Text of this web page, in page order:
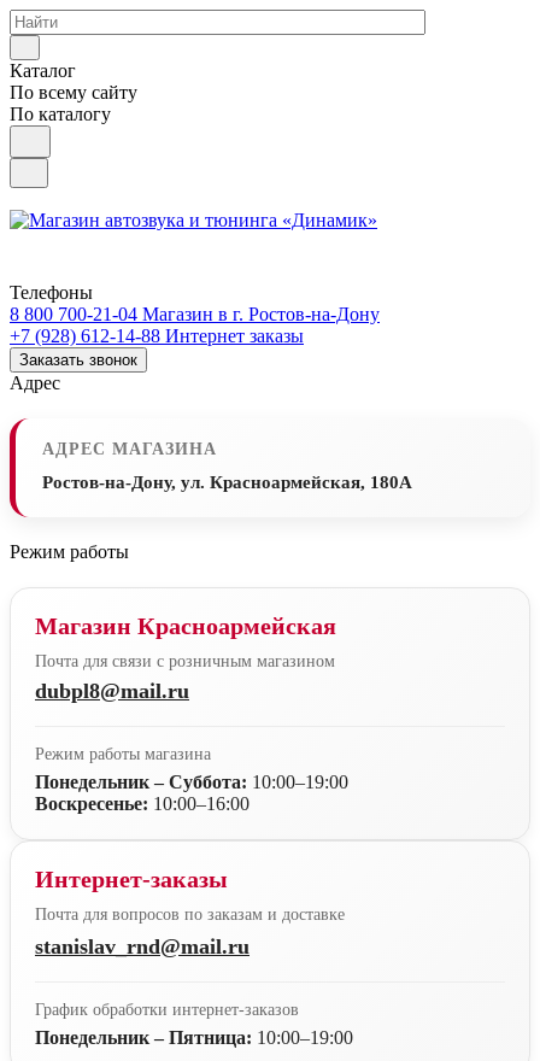
Каталог
По всему сайту
По каталогу
Телефоны
8 800 700-21-04 Магазин в г. Ростов-на-Дону
+7 (928) 612-14-88 Интернет заказы
Заказать звонок
Адрес
АДРЕС МАГАЗИНА
Ростов-на-Дону, ул. Красноармейская, 180А
Режим работы
Магазин Красноармейская
Почта для связи с розничным магазином
dubpl8@mail.ru
Режим работы магазина
Понедельник – Суббота: 10:00–19:00
Воскресенье: 10:00–16:00
Интернет-заказы
Почта для вопросов по заказам и доставке
stanislav_rnd@mail.ru
График обработки интернет-заказов
Понедельник – Пятница: 10:00–19:00